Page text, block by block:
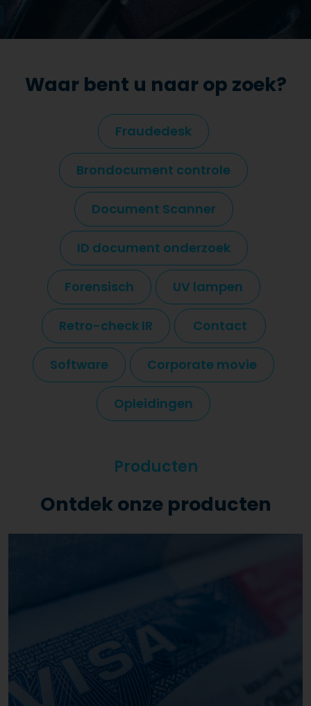
Waar bent u naar op zoek?
Fraudedesk
Brondocument controle
Document Scanner
ID document onderzoek
Forensisch UV lampen
Retro-check IR Contact
Software Corporate movie
Opleidingen
Producten
Ontdek onze producten